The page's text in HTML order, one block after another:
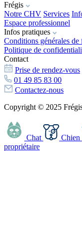
Frégis
Notre CHV Services
Espace professionnel
Infos pratiques
Conditions générales
Politique de
Contact
Prise de rendez-vous
01 49 85 83 00
Contactez-nous
Copyright © 2025
Chat Chien
propriétaire